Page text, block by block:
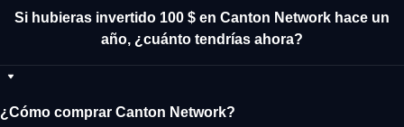
Si hubieras invertido 100 $ en Canton Network hace un
año, ¿cuánto tendrías ahora?
¿Cómo comprar Canton Network?